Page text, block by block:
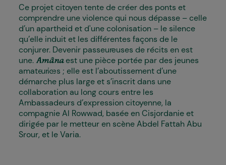
Ce projet citoyen tente de créer des ponts et
comprendre une violence qui nous dépasse – celle
d’un apartheid et d'une colonisation – le silence
qu’elle induit et les différentes façons de le
conjurer. Devenir passeur·euses de récits en est
une. Amânaest une pièce portée par des jeunes
amateur·ices ; elle est l’aboutissement d’une
démarche plus large et s’inscrit dans une
collaboration au long cours entre les
Ambassadeurs d’expression citoyenne, la
compagnie Al Rowwad, basée en Cisjordanie et
dirigée par le metteur en scène Abdel Fattah Abu
Srour, et le Varia.